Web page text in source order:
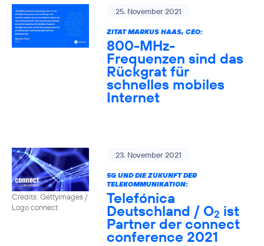
25. November 2021
ZITAT MARKUS HAAS, CEO:
800-MHz-
Frequenzen sind das
Rückgrat für
schnelles mobiles
Internet
Credits: Gettyimages /
Logo connect
23. November 2021
5G UND DIE ZUKUNFT DER
TELEKOMMUNIKATION:
Telefónica
Deutschland / O2 ist
Partner der connect
conference 2021